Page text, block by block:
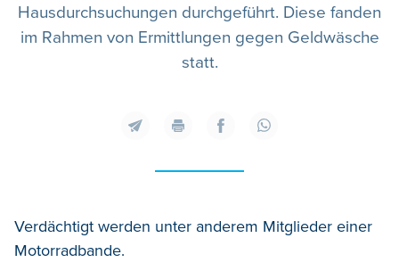
Hausdurchsuchungen durchgeführt. Diese fanden
im Rahmen von Ermittlungen gegen Geldwäsche
statt.
Verdächtigt werden unter anderem Mitglieder einer
Motorradbande.